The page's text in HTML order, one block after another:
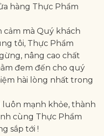
hàng Thực Phẩm
cảm mà Quý khách
tôi, Thực Phẩm
nâng cao chất
đem đến cho quý
hài lòng nhất trong
mạnh khỏe, thành
cùng Thực Phẩm
sắp tới !